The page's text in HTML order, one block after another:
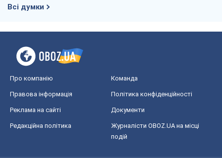
Всі думки
Про компанію Команда
Правова інформація Політика конфіденційності
Реклама на сайті Документи
Редакційна політика
Журналісти OBOZ.UA на місці
подій